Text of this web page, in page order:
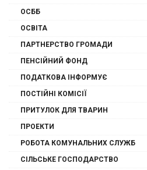
ОСББ
ОСВІТА
ПАРТНЕРСТВО ГРОМАДИ
ПЕНСІЙНИЙ ФОНД
ПОДАТКОВА ІНФОРМУЄ
ПОСТІЙНІ КОМІСІЇ
ПРИТУЛОК ДЛЯ ТВАРИН
ПРОЕКТИ
РОБОТА КОМУНАЛЬНИХ СЛУЖБ
СІЛЬСЬКЕ ГОСПОДАРСТВО